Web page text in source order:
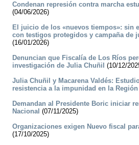
Condenan represión contra marcha
(04/06/2026)
El juicio de los «nuevos tiempos»: sin
con testigos protegidos y campaña de
(16/01/2026)
Denuncian que Fiscalía de Los Ríos
investigación de Julia Chuñil (10/12/
Julia Chuñil y Macarena Valdés:
resistencia a la impunidad en la
Demandan al Presidente Boric iniciar
Nacional (07/11/2025)
Organizaciones exigen Nuevo fiscal
(17/10/2025)